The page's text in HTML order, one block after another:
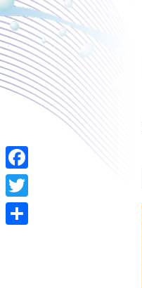
Facebook
Twitter